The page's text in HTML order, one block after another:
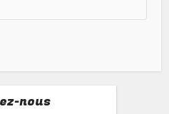
nous